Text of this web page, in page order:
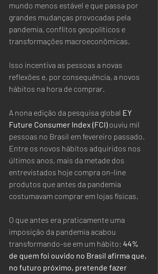
mundo menos estável e que passa por
grandes mudanças provocadas pela
pandemia, conflitos geopolíticos e
transformações macroeconômicas.
Isso incentiva as pessoas a novas
reflexões e, por consequência, a novos
hábitos na hora de comprar.
A nona edição da pesquisa global EY
Future Consumer Index (FCI) ouviu mil
pessoas no Brasil em fevereiro passado.
Entre os novos hábitos adquiridos nos
últimos anos, mais da metade dos
entrevistados hoje compra on-line
produtos que antes da pandemia
costumavam comprar em lojas físicas.
O que antes era praticamente uma
imposição da pandemia acabou
transformando-se em um hábito: 44%
de quem foi ouvido no Brasil afirma que,
no futuro próximo, pretende fazer